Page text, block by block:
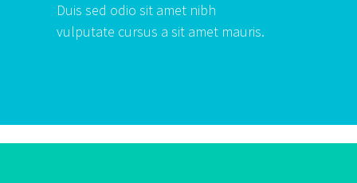
Duis sed odio sit amet nibh
vulputate cursus a sit amet mauris.